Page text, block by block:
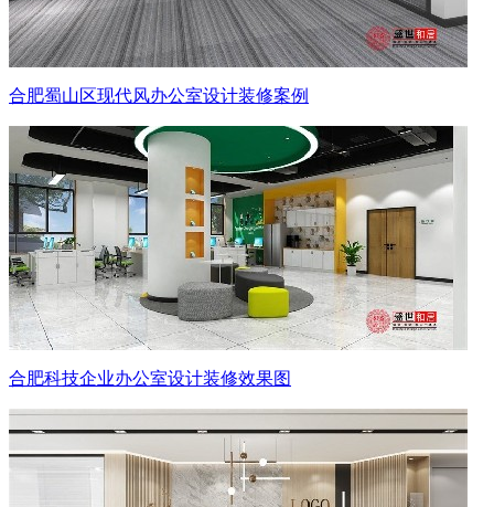
合肥蜀山区现代风办公室设计装修案例
合肥科技企业办公室设计装修效果图